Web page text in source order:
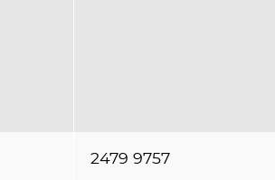
2479 9757